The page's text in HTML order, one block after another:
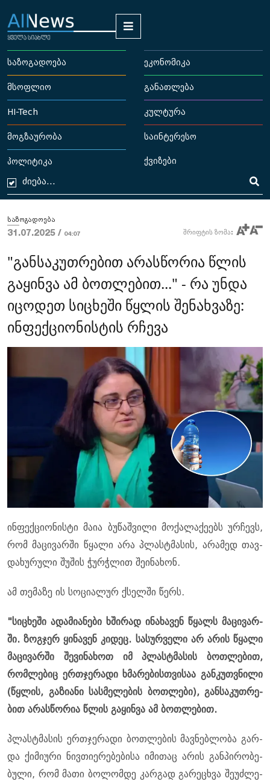
საზოგადოება ეკონომიკა
მსოფლიო განათლება
HI-Tech კულტურა
მოგზაურობა საინტერესო
პოლიტიკა ქვიზები
საზოგადოება
31.07.2025 / 04:07 შრიფტის ზომა:
"განსაკუთრებით არასწორია წლის
გაყინვა ამ ბოთლებით..." - რა უნდა
იცოდეთ სიცხეში წყლის შენახვაზე:
ინფექციონისტის რჩევა
ინ­ფექ­ცი­ო­ნის­ტი მაია ბუ­წაშ­ვი­ლი მო­ქა­ლა­ქე­ებს ურ­ჩევს,
რომ მა­ცი­ვარ­ში წყა­ლი არა პლასტმა­სის, არა­მედ თავ­
და­ხუ­რუ­ლი შუ­შის ჭურ­ჭლით შე­ი­ნა­ხონ.
ამ თე­მა­ზე ის სო­ცი­ა­ლურ ქსელ­ში წერს.
"სი­ცხე­ში ადა­მი­ა­ნე­ბი ხში­რად ინა­ხა­ვენ წყალს მა­ცი­ვარ­
ში. ზოგ­ჯერ ყი­ნა­ვენ კი­დეც. სა­სურ­ვე­ლი არ არის წყა­ლი
მა­ცი­ვარ­ში შე­ვი­ნა­ხოთ იმ პლასტმა­სის ბოთ­ლე­ბით,
რომ­ლე­ბიც ერთჯე­რა­დი ხმა­რე­ბის­თვი­საა გან­კუთ­ვნი­ლი
(წყლის, გა­ზი­ა­ნი სას­მე­ლე­ბის ბოთ­ლე­ბი), გან­სა­კუთ­რე­
ბით არას­წო­რია წლის გა­ყინ­ვა ამ ბოთ­ლე­ბით.
პლასტმა­სის ერთჯე­რა­დი ბოთ­ლე­ბის მავ­ნებ­ლო­ბა გარ­
და ქი­მი­უ­რი ნივ­თი­ე­რე­ბე­ბი­სა იმი­თაც არის გან­პი­რო­ბე­
ბუ­ლი, რომ მათი ბო­ლომ­დე კარ­გად გა­რე­ცხვა შე­უძ­ლე­